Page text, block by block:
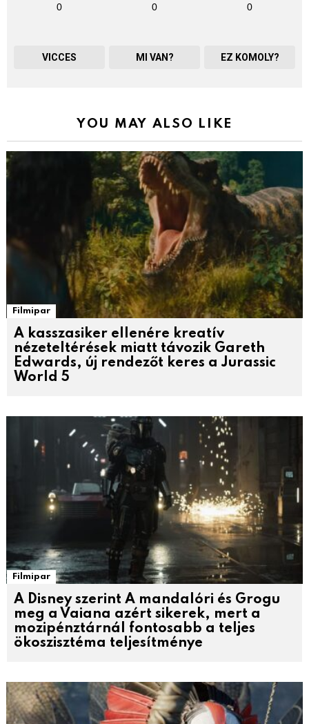
0
VICCES
0
MI VAN?
0
EZ KOMOLY?
YOU MAY ALSO LIKE
Filmipar
A kasszasiker ellenére kreatív
nézeteltérések miatt távozik Gareth
Edwards, új rendezőt keres a Jurassic
World 5
Filmipar
A Disney szerint A mandalóri és Grogu
meg a Vaiana azért sikerek, mert a
mozipénztárnál fontosabb a teljes
ökoszisztéma teljesítménye